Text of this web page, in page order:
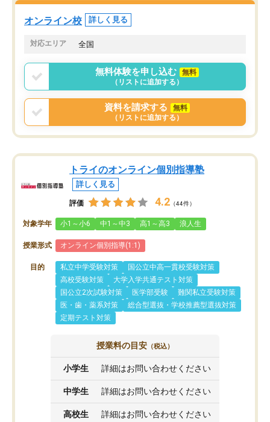
オンラインツールを使用した単語帳の
共有があり宿題もそちらで出される形
でした。
言う事で講師変更の申し出があり、あ
まりに短期での変更だった為、塾に通
う事にして退会しました。遅れも取り
戻せ、授業内容や講師の方は良かった
と思います。
くなってきたようなので
オンライン校 詳しく見る
対応エリア 全国
無料体験を申し込む
無料
（リストに追加する）
資料を請求する
無料
（リストに追加する）
トライのオンライン個別指導塾
詳しく見る
評価 4.2 （44件）
対象学年 小1～小6 中1～中3 高1～高3 浪人生
授業形式 オンライン個別指導(1:1)
目的 私立中学受験対策
国公立中高一貫校受験対策
高校受験対策
大学入学共通テスト対策
国公立2次試験対策
医学部受験
難関私立受験対策
医・歯・薬系対策
総合型選抜・学校推薦型選抜対策
定期テスト対策
授業料の目安 （税込）
小学生 詳細はお問い合わせください
中学生 詳細はお問い合わせください
高校生 詳細はお問い合わせください